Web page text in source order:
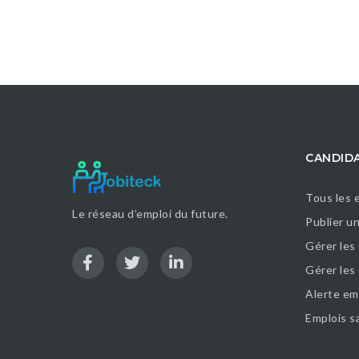
Le réseau d’emploi du future.
Tous les
Publier
Gérer les
Gérer les
Alerte
Emplois